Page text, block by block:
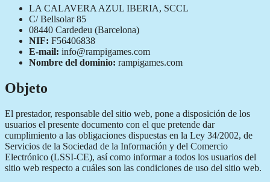
LA CALAVERA AZUL IBERIA, SCCL
C/ Bellsolar 85
08440 Cardedeu (Barcelona)
NIF: F56406838
E-mail: info@rampigames.com
Nombre del dominio: rampigames.com
Objeto
El prestador, responsable del sitio web, pone a disposición de los
usuarios el presente documento con el que pretende dar
cumplimiento a las obligaciones dispuestas en la Ley 34/2002, de
Servicios de la Sociedad de la Información y del Comercio
Electrónico (LSSI-CE), así como informar a todos los usuarios del
sitio web respecto a cuáles son las condiciones de uso del sitio web.